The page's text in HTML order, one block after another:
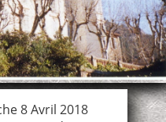
8 Avril 2018